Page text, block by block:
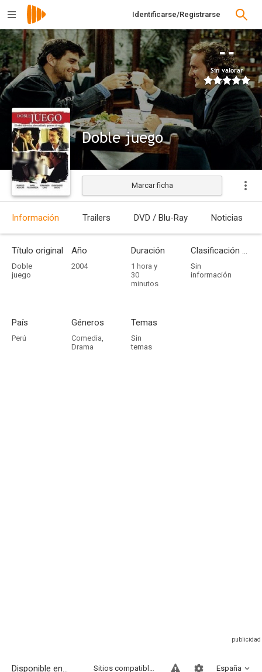
Identificarse/Registrarse
--
Sin valorar
Doble juego
Estrenada
Marcar ficha
Información Trailers DVD / Blu-Ray Noticias
Título original
Doble
juego
Año
2004
Duración
1 hora y
30
minutos
Clasificación por edades
Sin
información
País
Perú
Géneros
Comedia,
Drama
Temas
Sin
temas
Disponible en... España
Sitios compatibles